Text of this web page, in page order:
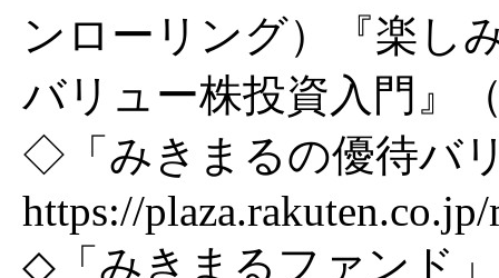
ンローリング）『楽し
バリュー株投資入門』
◇「みきまるの優待バ
https://
◇「みきまるファンド」